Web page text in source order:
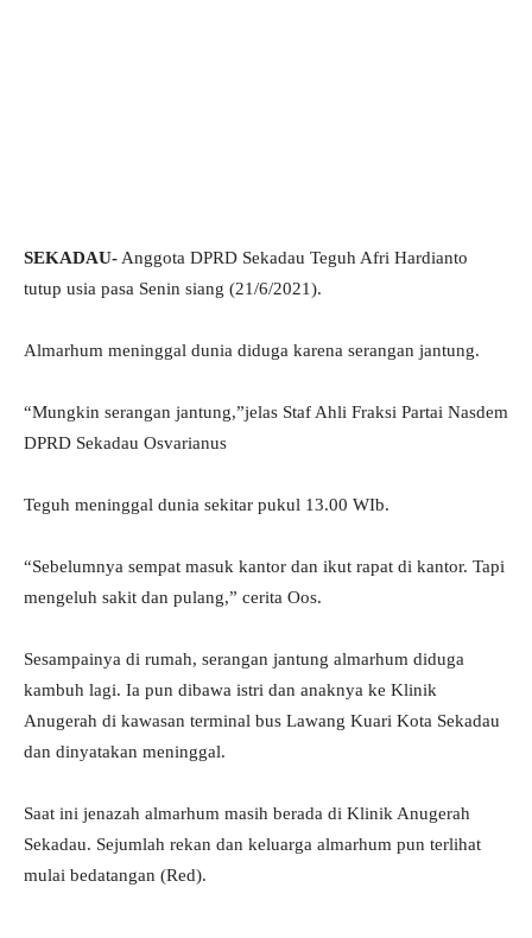
SEKADAU- Anggota DPRD Sekadau Teguh Afri Hardianto
tutup usia pasa Senin siang (21/6/2021).
Almarhum meninggal dunia diduga karena serangan jantung.
“Mungkin serangan jantung,”jelas Staf Ahli Fraksi Partai Nasdem
DPRD Sekadau Osvarianus
Teguh meninggal dunia sekitar pukul 13.00 WIb.
“Sebelumnya sempat masuk kantor dan ikut rapat di kantor. Tapi
mengeluh sakit dan pulang,” cerita Oos.
Sesampainya di rumah, serangan jantung almarhum diduga
kambuh lagi. Ia pun dibawa istri dan anaknya ke Klinik
Anugerah di kawasan terminal bus Lawang Kuari Kota Sekadau
dan dinyatakan meninggal.
Saat ini jenazah almarhum masih berada di Klinik Anugerah
Sekadau. Sejumlah rekan dan keluarga almarhum pun terlihat
mulai bedatangan (Red).